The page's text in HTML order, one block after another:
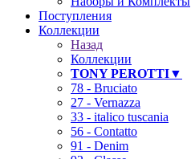
Поступления
Коллекции
Назад
Коллекции
TONY PEROTTI▼
78 - Bruciato
27 - Vernazza
33 - italico tuscania
56 - Contatto
91 - Denim